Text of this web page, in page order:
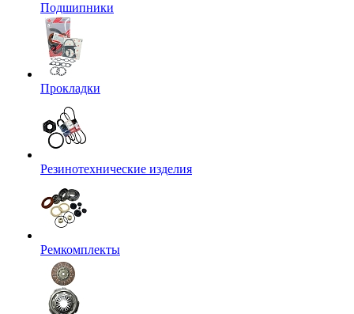
Подшипники
Прокладки
Резинотехнические изделия
Ремкомплекты